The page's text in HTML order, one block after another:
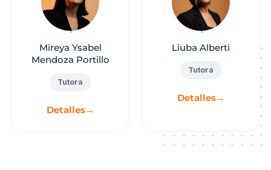
Mireya Ysabel
Mendoza Portillo
Tutora
Detalles→
Liuba Alberti
Tutora
Detalles→